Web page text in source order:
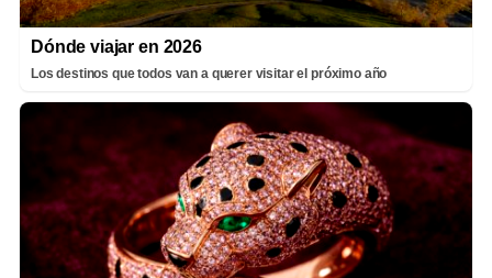
Dónde viajar en 2026
Los destinos que todos van a querer visitar el próximo año